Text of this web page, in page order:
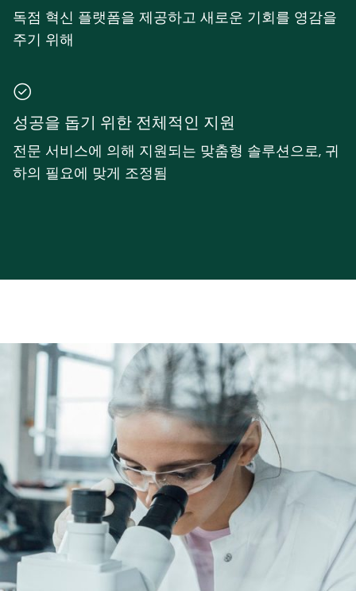
독점 혁신 플랫폼을 제공하고 새로운 기회를 영감을
주기 위해
성공을 돕기 위한 전체적인 지원
전문 서비스에 의해 지원되는 맞춤형 솔루션으로, 귀
하의 필요에 맞게 조정됨